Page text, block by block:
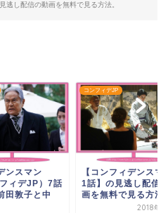
逃し配信の動画を無料で見る方法。
ンスマン
ィデJP）7話
田敦子と中
コンフィデJP
【コンフィデンスマ
1話】の見逃し配信
画を無料で見る方法
2018年4